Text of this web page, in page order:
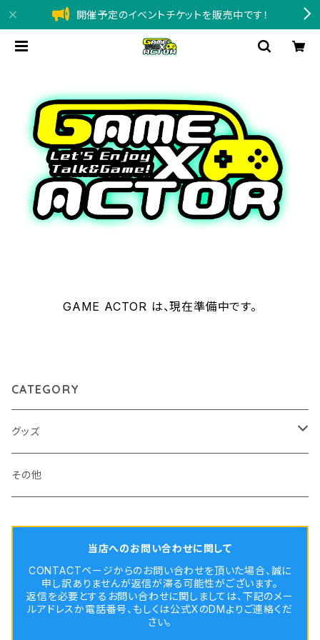
開催予定のイベントチケットを販売中です！
GAME ACTOR は、現在準備中です。
CATEGORY
グッズ
Tシャツ
パスケース
その他
当店へのお問い合わせに関して
CONTACTページからのお問い合わせを頂いた場合、誠に
申し訳ありませんが返信が滞る可能性がございます。
返信を必要とするお問い合わせに関しましては、下記のメー
ルアドレスか電話番号、もしくは公式XのDMよりご連絡くだ
さい。